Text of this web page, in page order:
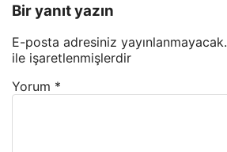
Bir yanıt yazın
E-posta adresiniz yayınlanmayacak.
ile işaretlenmişlerdir
Yorum *